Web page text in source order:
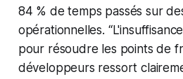
84 % de temps passés sur
opérationnelles.
pour résoudre les points de
développeurs ressort